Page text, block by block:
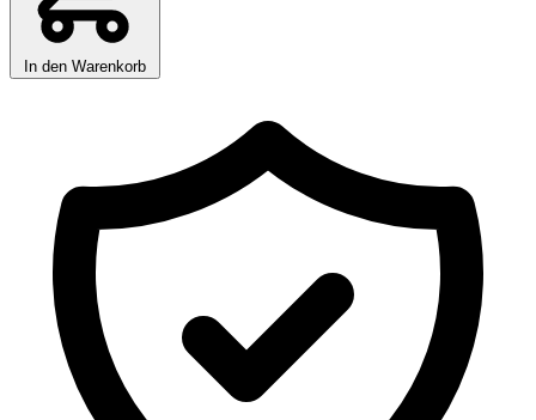
In den Warenkorb